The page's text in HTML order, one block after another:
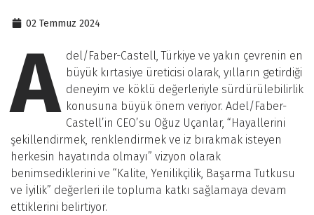
02 Temmuz 2024
A del/Faber-Castell, Türkiye ve yakın çevrenin en
büyük kırtasiye üreticisi olarak, yılların getirdiği
deneyim ve köklü değerleriyle sürdürülebilirlik
konusuna büyük önem veriyor. Adel/Faber-
Castell’in CEO’su Oğuz Uçanlar, “Hayallerini
şekillendirmek, renklendirmek ve iz bırakmak isteyen
herkesin hayatında olmayı” vizyon olarak
benimsediklerini ve “Kalite, Yenilikçilik, Başarma Tutkusu
ve İyilik” değerleri ile topluma katkı sağlamaya devam
ettiklerini belirtiyor.